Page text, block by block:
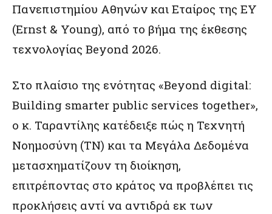
Πανεπιστημίου Αθηνών και Εταίρος της EY
(Ernst & Young), από το βήμα της έκθεσης
τεχνολογίας Beyond 2026.
Στο πλαίσιο της ενότητας «Beyond digital:
Building smarter public services together»,
ο κ. Ταραντίλης κατέδειξε πώς η Τεχνητή
Νοημοσύνη (TN) και τα Μεγάλα Δεδομένα
μετασχηματίζουν τη διοίκηση,
επιτρέποντας στο κράτος να προβλέπει τις
προκλήσεις αντί να αντιδρά εκ των